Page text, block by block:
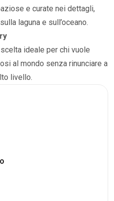
e curate nei dettagli,
laguna e sull’oceano.
ideale per chi vuole
al mondo senza rinunciare a
livello.